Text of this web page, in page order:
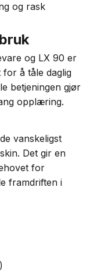
og rask
og LX 90 er
å tåle daglig
betjeningen gjør
opplæring.
vanskeligst
Det gir en
for
framdriften i